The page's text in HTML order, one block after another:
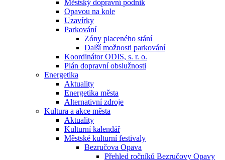
Městský dopravní podnik
Opavou na kole
Uzavírky
Parkování
Zóny placeného stání
Další možnosti parkování
Koordinátor ODIS, s. r. o.
Plán dopravní obslužnosti
Energetika
Aktuality
Energetika města
Alternativní zdroje
Kultura a akce města
Aktuality
Kulturní kalendář
Městské kulturní festivaly
Bezručova Opava
Přehled ročníků Bezručovy Opavy